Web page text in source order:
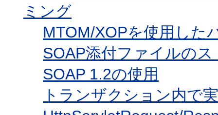
ミング
MTOM/XOPを使用した
SOAP添付ファイルの
SOAP 1.2の使用
トランザクション内で